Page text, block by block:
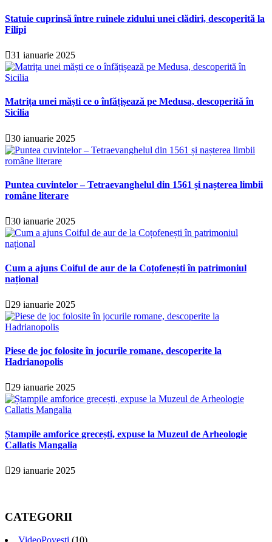
Statuie cuprinsă între ruinele zidului unei clădiri, descoperită la
Filipi
31 ianuarie 2025
Matrița unei măști ce o înfățișează pe Medusa, descoperită în
Sicilia
30 ianuarie 2025
Puntea cuvintelor – Tetraevanghelul din 1561 și nașterea limbii
române literare
30 ianuarie 2025
Cum a ajuns Coiful de aur de la Coțofenești în patrimoniul
național
29 ianuarie 2025
Piese de joc folosite în jocurile romane, descoperite la
Hadrianopolis
29 ianuarie 2025
Ștampile amforice grecești, expuse la Muzeul de Arheologie
Callatis Mangalia
29 ianuarie 2025
CATEGORII